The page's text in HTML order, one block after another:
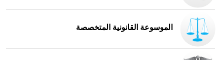
الموسوعة القانونية المتخصصة